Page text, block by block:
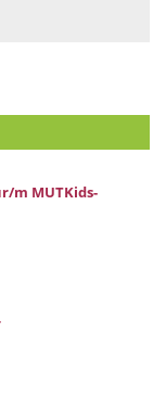
m MUTKids-